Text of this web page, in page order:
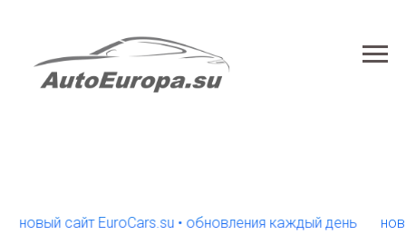
сайт EuroCars.su • обновления каждый день новый